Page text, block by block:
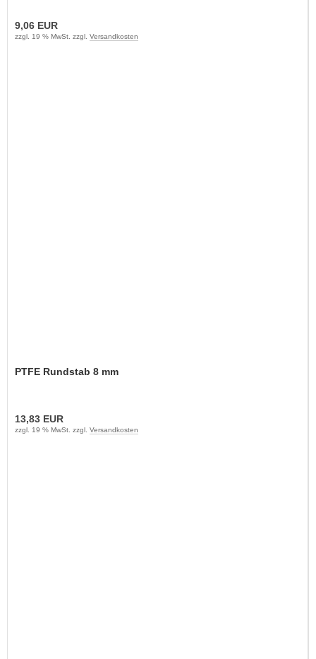
9,06 EUR
zzgl. 19 % MwSt. zzgl. Versandkosten
PTFE Rundstab 8 mm
13,83 EUR
zzgl. 19 % MwSt. zzgl. Versandkosten